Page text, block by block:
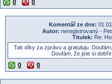
0 0
Komentář ze dne:
Autor: neregistrovaný -
Titulek: Re:
Tak díky za zprávu a gratuluju.
Doufám, že jste si
0 0